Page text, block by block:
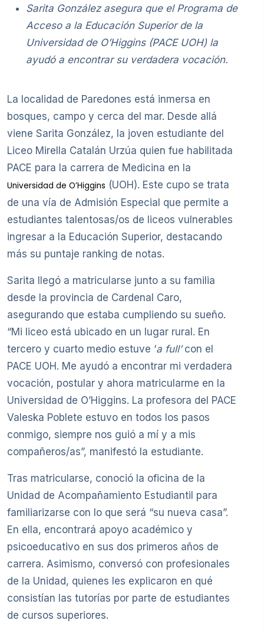
Sarita González asegura que el Programa de
Acceso a la Educación Superior de la
Universidad de O’Higgins (PACE UOH) la
ayudó a encontrar su verdadera vocación.
La localidad de Paredones está inmersa en
bosques, campo y cerca del mar. Desde allá
viene Sarita González, la joven estudiante del
Liceo Mirella Catalán Urzúa quien fue habilitada
PACE para la carrera de Medicina en la
Universidad de O’Higgins (UOH). Este cupo se trata
de una vía de Admisión Especial que permite a
estudiantes talentosas/os de liceos vulnerables
ingresar a la Educación Superior, destacando
más su puntaje ranking de notas.
Sarita llegó a matricularse junto a su familia
desde la provincia de Cardenal Caro,
asegurando que estaba cumpliendo su sueño.
“Mi liceo está ubicado en un lugar rural. En
tercero y cuarto medio estuve ‘a full’con el
PACE UOH. Me ayudó a encontrar mi verdadera
vocación, postular y ahora matricularme en la
Universidad de O’Higgins. La profesora del PACE
Valeska Poblete estuvo en todos los pasos
conmigo, siempre nos guió a mí y a mis
compañeros/as”, manifestó la estudiante.
Tras matricularse, conoció la oficina de la
Unidad de Acompañamiento Estudiantil para
familiarizarse con lo que será “su nueva casa”.
En ella, encontrará apoyo académico y
psicoeducativo en sus dos primeros años de
carrera. Asimismo, conversó con profesionales
de la Unidad, quienes les explicaron en qué
consistían las tutorías por parte de estudiantes
de cursos superiores.